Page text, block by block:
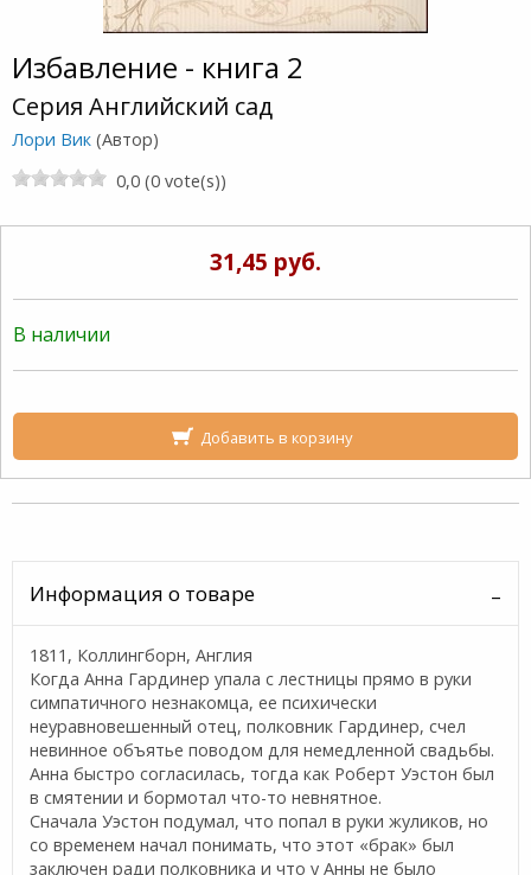
Избавление - книга 2
Серия Английский сад
Лори Вик (Автор)
0,0 (0 vote(s))
31,45 руб.
В наличии
Добавить в корзину
Информация о товаре
1811, Коллингборн, Англия
Когда Анна Гардинер упала с лестницы прямо в руки
симпатичного незнакомца, ее психически
неуравновешенный отец, полковник Гардинер, счел
невинное объятье поводом для немедленной свадьбы.
Анна быстро согласилась, тогда как Роберт Уэстон был
в смятении и бормотал что-то невнятное.
Сначала Уэстон подумал, что попал в руки жуликов, но
со временем начал понимать, что этот «брак» был
заключен ради полковника и что у Анны не было